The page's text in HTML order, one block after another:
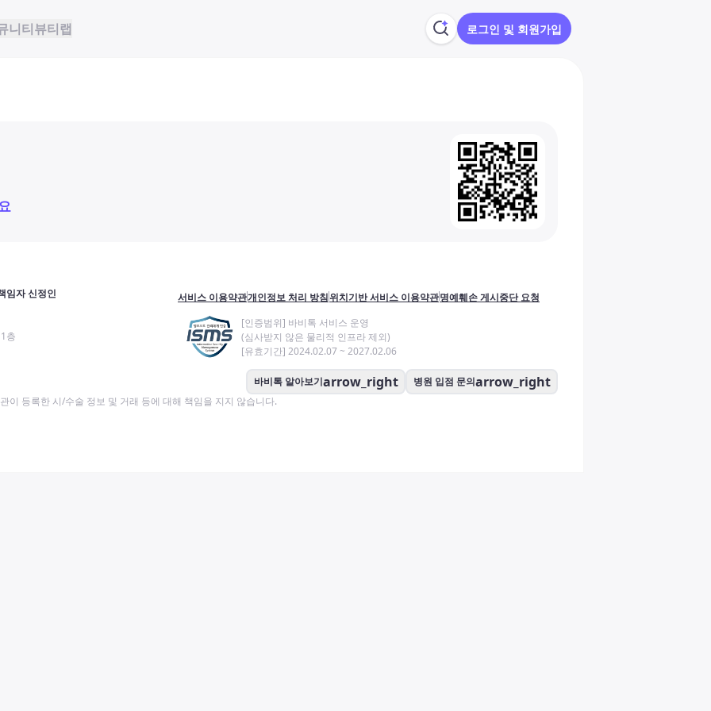
니티뷰티랩 로그인 및 회원가입
임자 신정인
층
서비스 이용약관개인정보 처리 방침위치기반 서비스 이용약관명예훼손 게시중단 요청
[인증범위] 바비톡 서비스 운영
(심사받지 않은 물리적 인프라 제외)
[유효기간] 2024.02.07 ~ 2027.02.06
바비톡 알아보기arrow_right 병원 입점 문의arrow_right
이 등록한 시/수술 정보 및 거래 등에 대해 책임을 지지 않습니다.